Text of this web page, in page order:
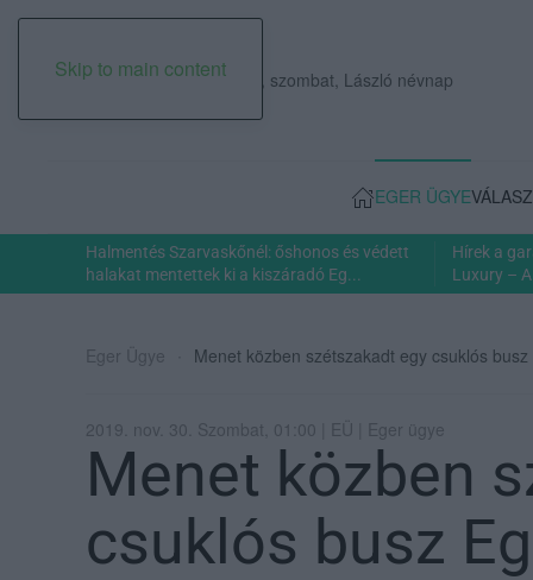
Skip to main content
2026. augusztus 08., szombat, László névnap
EGER ÜGYE
Halmentés Szarvaskőnél: őshonos és védett
halakat mentettek ki a kiszáradó Eg...
Hírek a
Luxury –
Eger Ügye Menet közben szétszakadt egy csuklós
2019. nov. 30. Szombat, 01:00 | EÜ | Eger ügye
Menet közben
csuklós busz